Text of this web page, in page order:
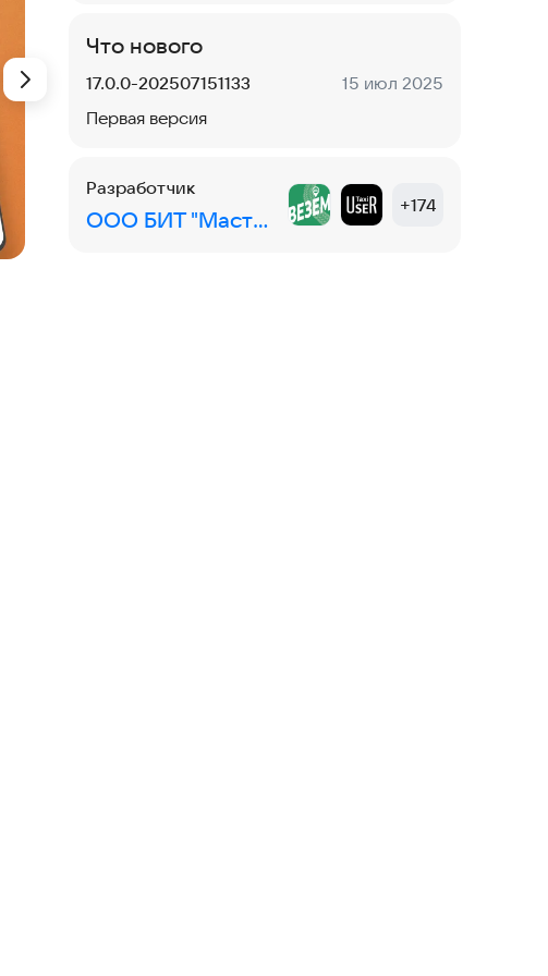
Что нового
Версия:
17.0.0-202507151133 Дата:
15 июл 2025
Первая версия
Разработчик
ООО БИТ "Мастер"
+174